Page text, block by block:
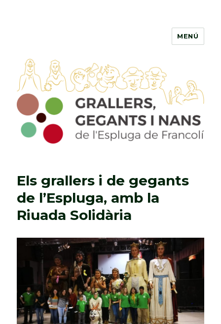
Grallers, Gegants i Nans de
l'Espluga de Francolí
MENÚ
Els grallers i de gegants
de l’Espluga, amb la
Riuada Solidària